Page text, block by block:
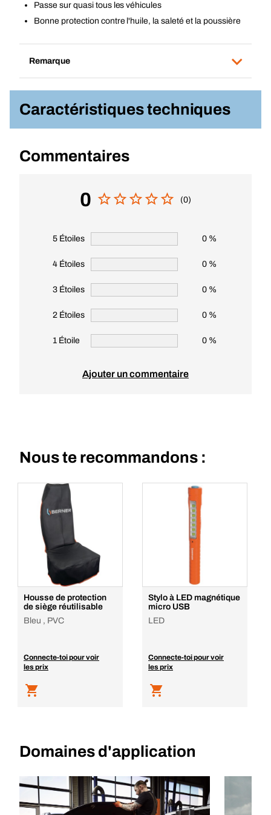
Passe sur quasi tous les véhicules
Bonne protection contre l'huile, la saleté et la poussière
Remarque
Caractéristiques techniques
Commentaires
0 (0)
5 Étoiles 0 %
4 Étoiles 0 %
3 Étoiles 0 %
2 Étoiles 0 %
1 Étoile 0 %
Ajouter un commentaire
Nous te recommandons :
Housse de protection
de siège réutilisable
Bleu , PVC
Connecte-toi pour voir
les prix
Stylo à LED magnétique
micro USB
LED
Connecte-toi pour voir
les prix
Domaines d'application